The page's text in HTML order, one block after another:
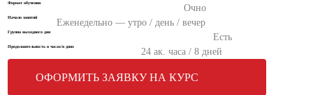
Формат обучения Очно
Начало занятий Еженедельно — утро / день / вечер
Группа выходного дня Есть
Продолжительность в часах/в днях 24 ак. часа / 8 дней
ОФОРМИТЬ ЗАЯВКУ НА КУРС